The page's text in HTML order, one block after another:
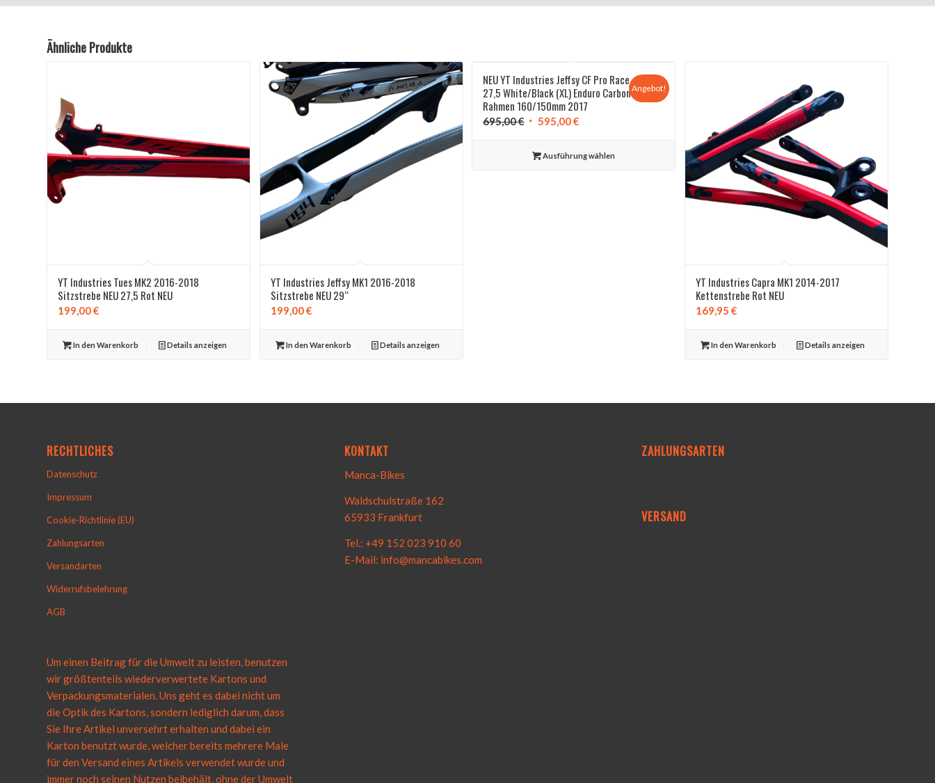
Ähnliche Produkte
YT Industries Tues MK2 2016-2018
Sitzstrebe NEU 27,5 Rot NEU
199,00€
In den Warenkorb Details anzeigen
YT Industries Jeffsy MK1 2016-2018
Sitzstrebe NEU 29“
199,00€
In den Warenkorb Details anzeigen
NEU YT Industries Jeffsy CF Pro Race
27,5 White/Black (XL) Enduro Carbon
Rahmen 160/150mm 2017
695,00€ Ursprünglicher
war:
595,00€
ist:
Angebot!
Ausführung wählen
YT Industries Capra MK1 2014-2017
Kettenstrebe Rot NEU
169,95 €
In den Warenkorb Details anzeigen
RECHTLICHES
Datenschutz
Impressum
Cookie-Richtlinie (EU)
Zahlungsarten
Versandarten
Widerrufsbelehrung
AGB
Um einen Beitrag für die Umwelt zu leisten, benutzen
wir größtenteils wiederverwertete Kartons und
Verpackungsmaterialen. Uns geht es dabei nicht um
die Optik des Kartons, sondern lediglich darum, dass
Sie Ihre Artikel unversehrt erhalten und dabei ein
Karton benutzt wurde, welcher bereits mehrere Male
für den Versand eines Artikels verwendet wurde und
immer noch seinen Nutzen beibehält, ohne der Umwelt
KONTAKT
Manca-Bikes
Waldschulstraße 162
65933 Frankfurt
Tel.: +49 152 023 910 60
E-Mail: info@mancabikes.com
ZAHLUNGSARTEN
VERSAND